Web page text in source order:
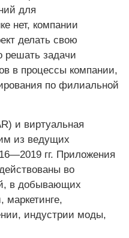
для
нет, компании
делать свою
решать задачи
в процессы компании,
по филиальной
и виртуальная
из ведущих
гг. Приложения
во
в добывающих
маркетинге,
индустрии моды,